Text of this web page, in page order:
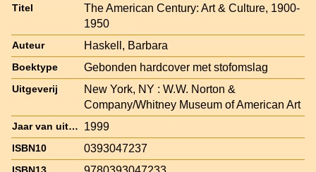
Titel
The American Century: Art & Culture, 1900-
1950
Auteur Haskell, Barbara
Boektype Gebonden hardcover met stofomslag
Uitgeverij
New York, NY : W.W. Norton &
Company/Whitney Museum of American Art
Jaar van uitgave 1999
ISBN10 0393047237